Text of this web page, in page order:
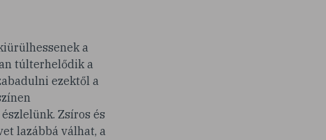
a
túlterhelődik a
ezektől a
Zsíros és
lazábbá válhat, a